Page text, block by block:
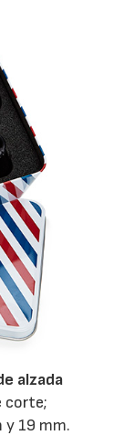
alzada
corte;
y 19 mm.